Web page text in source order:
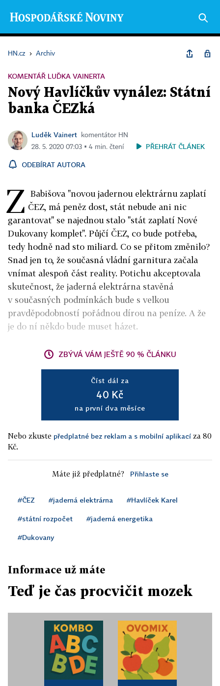
HN.cz › Archiv
KOMENTÁŘ LUĎKA VAINERTA
Nový Havlíčkův vynález: Státní
banka ČEZká
Luděk Vainert
komentátor HN
28. 5. 2020 07:03 ▪ 4 min. čtení
PŘEHRÁT ČLÁNEK
ODEBÍRAT AUTORA
Z Babišova "novou jadernou elektrárnu zaplatí
ČEZ, má peněz dost, stát nebude ani nic
garantovat" se najednou stalo "stát zaplatí Nové
Dukovany komplet". Půjčí ČEZ, co bude potřeba,
tedy hodně nad sto miliard. Co se přitom změnilo?
Snad jen to, že současná vládní garnitura začala
vnímat alespoň část reality. Potichu akceptovala
skutečnost, že jaderná elektrárna stavěná
v současných podmínkách bude s velkou
pravděpodobností pořádnou dírou na peníze. A že
je do ní někdo bude muset házet.
ZBÝVÁ VÁM JEŠTĚ 90 % ČLÁNKU
Číst dál za
40 Kč
na první dva měsíce
Nebo zkuste předplatné bez reklam a s mobilní aplikací za 80
Kč.
Máte již předplatné? Přihlaste se
#ČEZ #jaderná elektrárna #Havlíček Karel
#státní rozpočet #jaderná energetika
#Dukovany
Informace už máte
Teď je čas procvičit mozek